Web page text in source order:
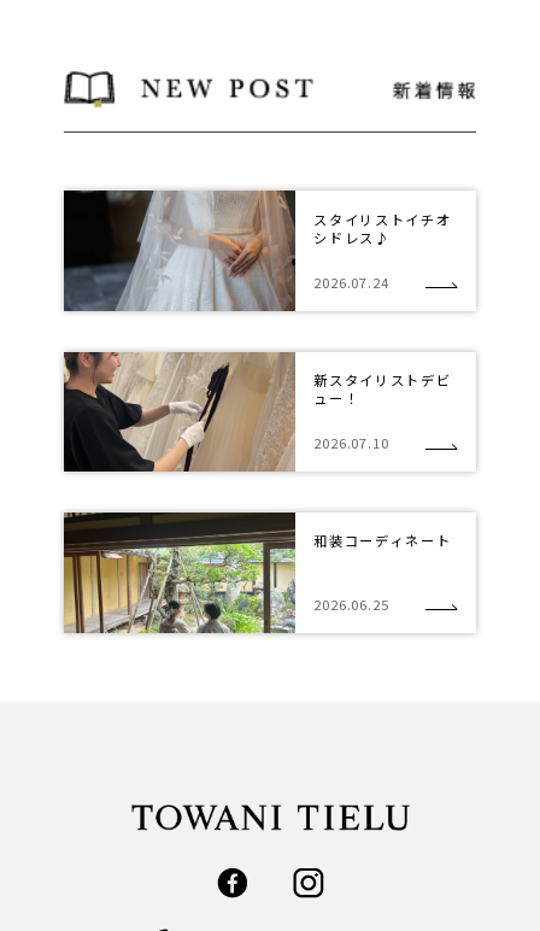
スタイリストイチオ
シドレス♪
2026.07.24
新スタイリストデビ
ュー！
2026.07.10
和装コーディネート
2026.06.25